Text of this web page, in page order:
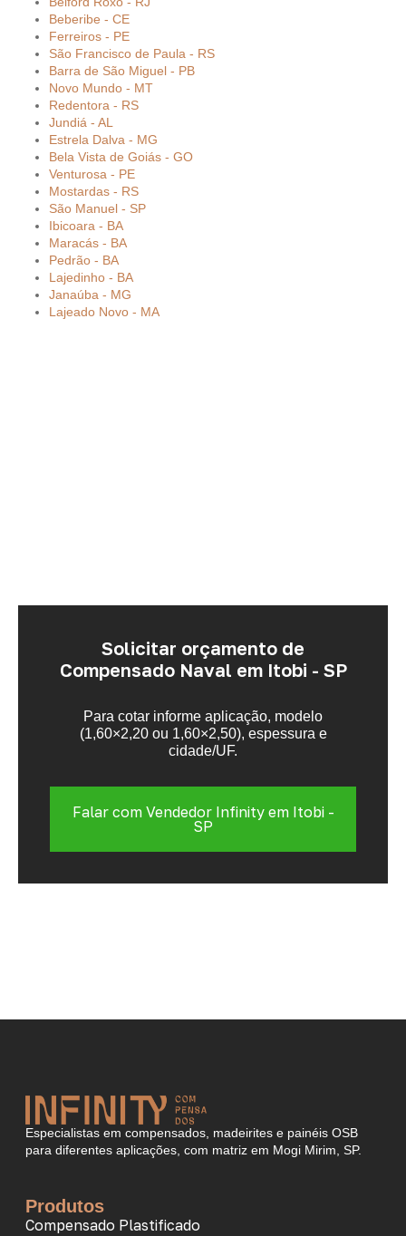
Beberibe - CE
Ferreiros - PE
São Francisco de Paula - RS
Barra de São Miguel - PB
Novo Mundo - MT
Redentora - RS
Jundiá - AL
Estrela Dalva - MG
Bela Vista de Goiás - GO
Venturosa - PE
Mostardas - RS
São Manuel - SP
Ibicoara - BA
Maracás - BA
Pedrão - BA
Lajedinho - BA
Janaúba - MG
Lajeado Novo - MA
Solicitar orçamento de
Compensado Naval em Itobi - SP
Para cotar informe aplicação, modelo
(1,60×2,20 ou 1,60×2,50), espessura e
cidade/UF.
Falar com Vendedor Infinity em Itobi -
SP
Especialistas em compensados, madeirites e painéis OSB
para diferentes aplicações, com matriz em Mogi Mirim, SP.
Produtos
Compensado Plastificado